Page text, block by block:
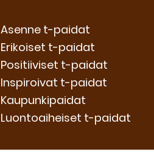
Asenne t-paidat
Erikoiset t-paidat
Positiiviset t-paidat
Inspiroivat t-paidat
Kaupunkipaidat
Luontoaiheiset t-paidat